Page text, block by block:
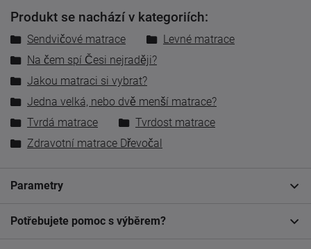
Produkt se nachází v kategoriích:
Sendvičové matrace
Levné matrace
Na čem spí Česi nejraději?
Jakou matraci si vybrat?
Jedna velká, nebo dvě menší matrace?
Tvrdá matrace
Tvrdost matrace
Zdravotní matrace Dřevočal
Parametry
Potřebujete pomoc s výběrem?